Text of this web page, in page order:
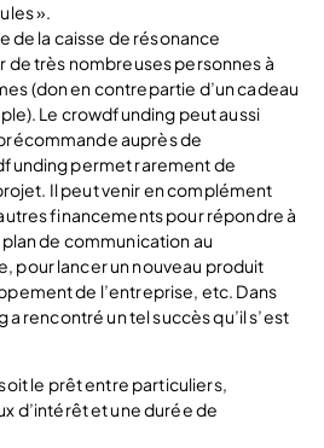
».
de la caisse de résonance
de très nombreuses personnes à
(don en contrepartie d’un cadeau
Le crowdfunding peut aussi
auprès de
permet rarement de
Il peut venir en complément
financements pour répondre à
de communication au
pour lancer un nouveau produit
de l’entreprise, etc. Dans
rencontré un tel succès qu’il s’est
le prêt entre particuliers,
d’intérêt et une durée de